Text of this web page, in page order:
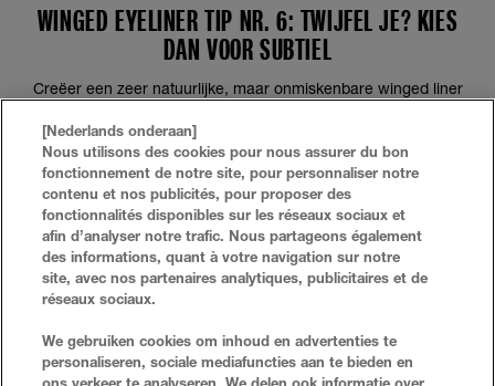
WINGED EYELINER TIP NR. 6: TWIJFEL JE? KIES
DAN VOOR SUBTIEL
Creëer een zeer natuurlijke, maar onmiskenbare winged liner
hoekkwast te gebruiken en de gelliner rechtstreeks op de
wimperlijn aan te brengen. Je ogen komen er duidelijk mee uit,
zonder dat het op "make-up" lijkt.
VEELGESTELDE VRAGEN
ZOEKEN
[Nederlands onderaan]
Nous utilisons des cookies pour nous assurer du bon
fonctionnement de notre site, pour personnaliser notre
contenu et nos publicités, pour proposer des
fonctionnalités disponibles sur les réseaux sociaux et
afin d’analyser notre trafic. Nous partageons également
des informations, quant à votre navigation sur notre
site, avec nos partenaires analytiques, publicitaires et de
réseaux sociaux.
We gebruiken cookies om inhoud en advertenties te
personaliseren, sociale mediafuncties aan te bieden en